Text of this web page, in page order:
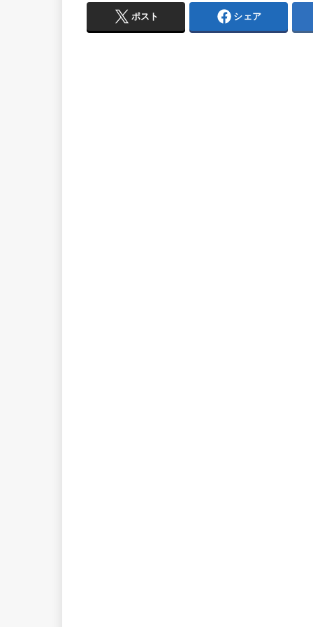
ポスト シェア